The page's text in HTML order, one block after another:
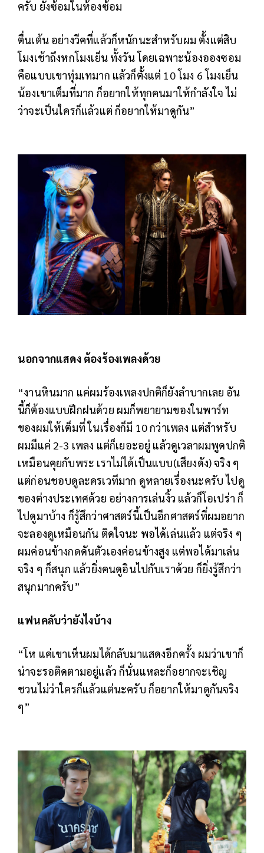
ครับ ยังซ้อมในห้องซ้อม
ตื่นเต้น อย่างวีคที่แล้วก็หนักนะสำหรับผม ตั้งแต่สิบ
โมงเช้าถึงหกโมงเย็น ทั้งวัน โดยเฉพาะน้องอองซอม
คือแบบเขาทุ่มเทมาก แล้วก็ตั้งแต่ 10 โมง 6 โมงเย็น
น้องเขาเต็มที่มาก ก็อยากให้ทุกคนมาให้กำลังใจ ไม่
ว่าจะเป็นใครก็แล้วแต่ ก็อยากให้มาดูกัน”
นอกจากแสดง ต้องร้องเพลงด้วย
“งานหินมาก แค่ผมร้องเพลงปกติก็ยังลำบากเลย อัน
นี้ก็ต้องแบบฝึกฝนด้วย ผมก็พยายามของในพาร์ท
ของผมให้เต็มที่ ในเรื่องก็มี 10 กว่าเพลง แต่สำหรับ
ผมมีแค่ 2-3 เพลง แต่ก็เยอะอยู่ แล้วดูเวลาผมพูดปกติ
เหมือนคุยกับพระ เราไม่ได้เป็นแบบ(เสียงดัง) จริง ๆ
แต่ก่อนชอบดูละครเวทีมาก ดูหลายเรื่องนะครับ ไปดู
ของต่างประเทศด้วย อย่างการเล่นงิ้ว แล้วก็โอเปร่า ก็
ไปดูมาบ้าง ก็รู้สึกว่าศาสตร์นี้เป็นอีกศาสตร์ที่ผมอยาก
จะลองดูเหมือนกัน ติดใจนะ พอได้เล่นแล้ว แต่จริง ๆ
ผมค่อนข้างกดดันตัวเองค่อนข้างสูง แต่พอได้มาเล่น
จริง ๆ ก็สนุก แล้วยิ่งคนดูอินไปกับเราด้วย ก็ยิ่งรู้สึกว่า
สนุกมากครับ”
แฟนคลับว่ายังไงบ้าง
“โห แค่เขาเห็นผมได้กลับมาแสดงอีกครั้ง ผมว่าเขาก็
น่าจะรอติดตามอยู่แล้ว ก็นั่นแหละก็อยากจะเชิญ
ชวนไม่ว่าใครก็แล้วแต่นะครับ ก็อยากให้มาดูกันจริง
ๆ”